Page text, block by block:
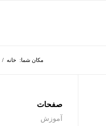
مکان شما: خانه /
صفحات
آموزش